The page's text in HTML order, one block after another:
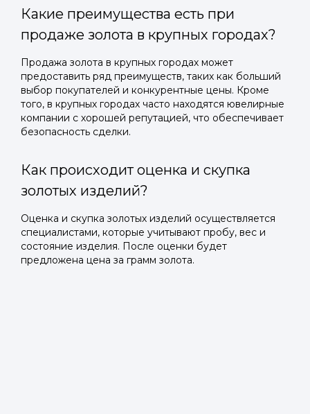
Какие преимущества есть при
продаже золота в крупных городах?
Продажа золота в крупных городах может
предоставить ряд преимуществ, таких как больший
выбор покупателей и конкурентные цены. Кроме
того, в крупных городах часто находятся ювелирные
компании с хорошей репутацией, что обеспечивает
безопасность сделки.
Как происходит оценка и скупка
золотых изделий?
Оценка и скупка золотых изделий осуществляется
специалистами, которые учитывают пробу, вес и
состояние изделия. После оценки будет
предложена цена за грамм золота.